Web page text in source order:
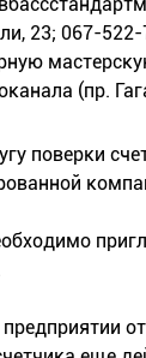
23; 067-
(пр.
поверки